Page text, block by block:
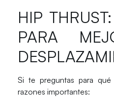
HIP
PARA
Si te preguntas para qué
razones importantes: